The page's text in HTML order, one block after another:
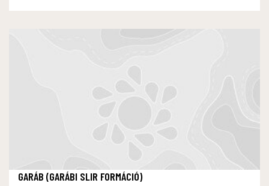
GARÁB (GARÁBI SLIR FORMÁCIÓ)